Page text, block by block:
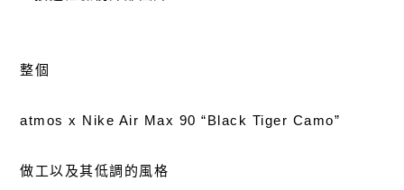
整個
atmos x Nike Air Max 90 “Black Tiger Camo”
做工以及其低調的風格